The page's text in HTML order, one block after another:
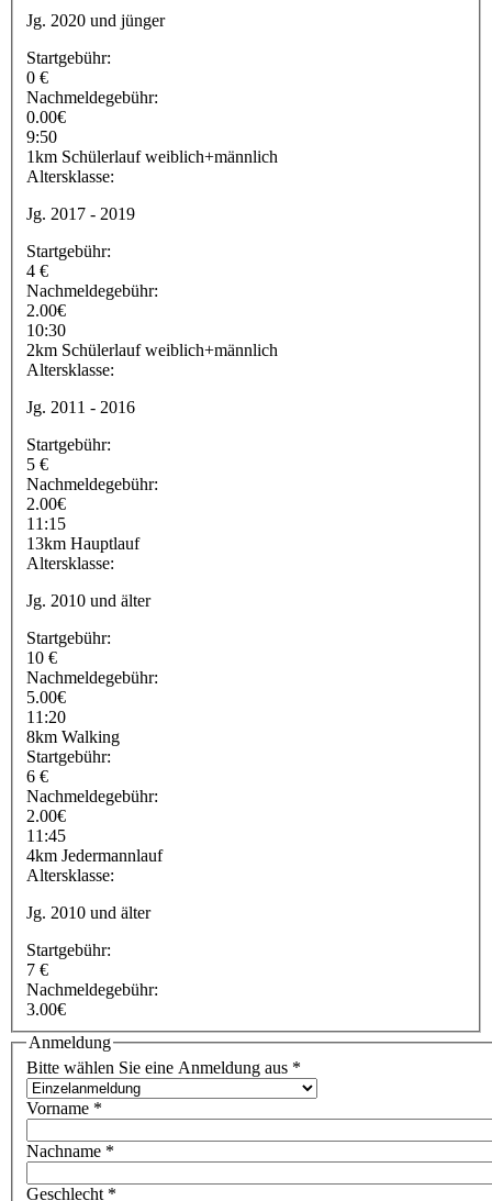
Jg. 2020 und jünger
Startgebühr:
0 €
Nachmeldegebühr:
0.00€
9:50
1km Schülerlauf weiblich+männlich
Altersklasse:
Jg. 2017 - 2019
Startgebühr:
4 €
Nachmeldegebühr:
2.00€
10:30
2km Schülerlauf weiblich+männlich
Altersklasse:
Jg. 2011 - 2016
Startgebühr:
5 €
Nachmeldegebühr:
2.00€
11:15
13km Hauptlauf
Altersklasse:
Jg. 2010 und älter
Startgebühr:
10 €
Nachmeldegebühr:
5.00€
11:20
8km Walking
Startgebühr:
6 €
Nachmeldegebühr:
2.00€
11:45
4km Jedermannlauf
Altersklasse:
Jg. 2010 und älter
Startgebühr:
7 €
Nachmeldegebühr:
3.00€
Anmeldung
Bitte wählen Sie eine Anmeldung aus *
Vorname *
Nachname *
Geschlecht *